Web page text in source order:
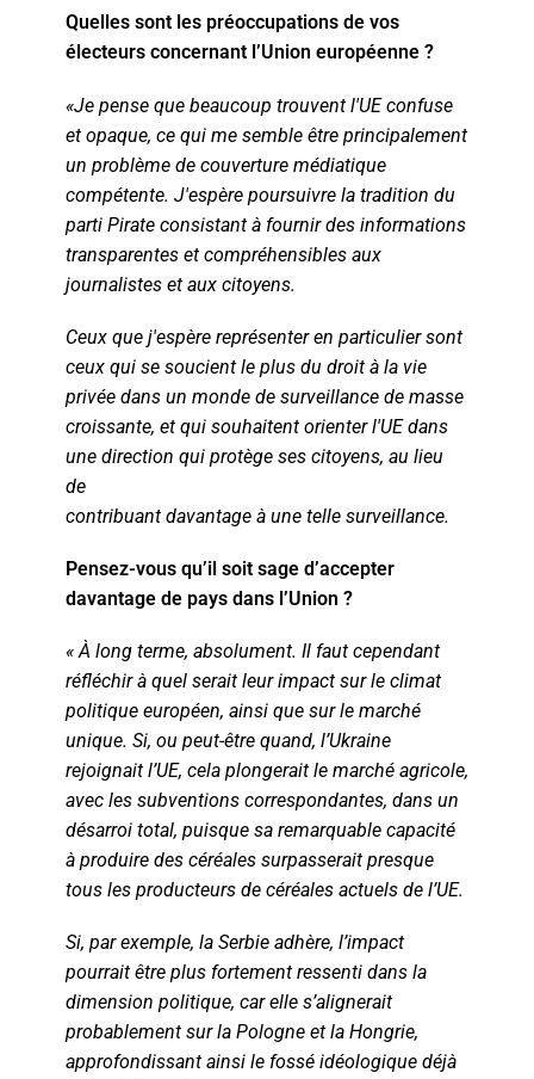
Quelles sont les préoccupations de vos
électeurs concernant l’Union européenne ?
«Je pense que beaucoup trouvent l'UE confuse
et opaque, ce qui me semble être principalement
un problème de couverture médiatique
compétente. J'espère poursuivre la tradition du
parti Pirate consistant à fournir des informations
transparentes et compréhensibles aux
journalistes et aux citoyens.
Ceux que j'espère représenter en particulier sont
ceux qui se soucient le plus du droit à la vie
privée dans un monde de surveillance de masse
croissante, et qui souhaitent orienter l'UE dans
une direction qui protège ses citoyens, au lieu
de
contribuant davantage à une telle surveillance.
Pensez-vous qu’il soit sage d’accepter
davantage de pays dans l’Union ?
« À long terme, absolument. Il faut cependant
réfléchir à quel serait leur impact sur le climat
politique européen, ainsi que sur le marché
unique. Si, ou peut-être quand, l’Ukraine
rejoignait l’UE, cela plongerait le marché agricole,
avec les subventions correspondantes, dans un
désarroi total, puisque sa remarquable capacité
à produire des céréales surpasserait presque
tous les producteurs de céréales actuels de l’UE.
Si, par exemple, la Serbie adhère, l’impact
pourrait être plus fortement ressenti dans la
dimension politique, car elle s’alignerait
probablement sur la Pologne et la Hongrie,
approfondissant ainsi le fossé idéologique déjà